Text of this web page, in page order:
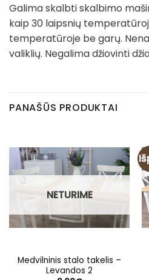
Galima skalbti skalbimo
kaip 30 laipsnių
temperatūroje be garų.
valiklių. Negalima džiovinti
PANAŠŪS PRODUKTAI
NETURIME
Medvilninis stalo takelis –
Levandos 2